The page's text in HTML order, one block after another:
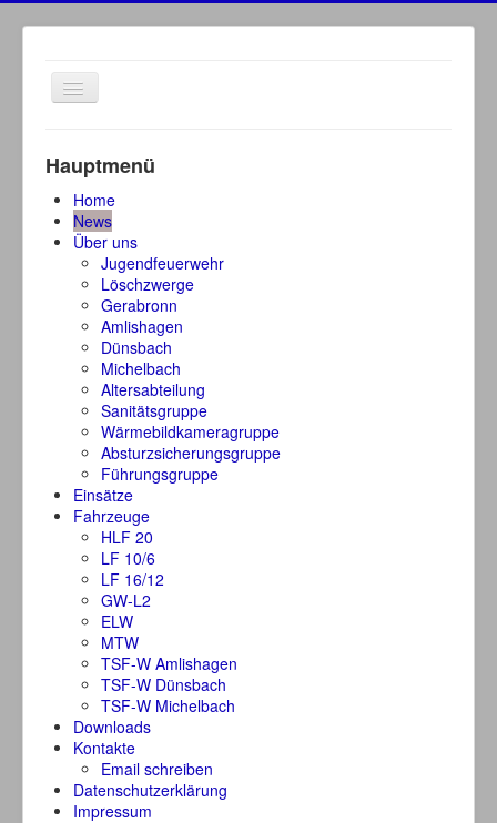
Navigation
an/aus
Hauptmenü
Home
News
Über uns
Jugendfeuerwehr
Löschzwerge
Gerabronn
Amlishagen
Dünsbach
Michelbach
Altersabteilung
Sanitätsgruppe
Wärmebildkameragruppe
Absturzsicherungsgruppe
Führungsgruppe
Einsätze
Fahrzeuge
HLF 20
LF 10/6
LF 16/12
GW-L2
ELW
MTW
TSF-W Amlishagen
TSF-W Dünsbach
TSF-W Michelbach
Downloads
Kontakte
Email schreiben
Datenschutzerklärung
Impressum